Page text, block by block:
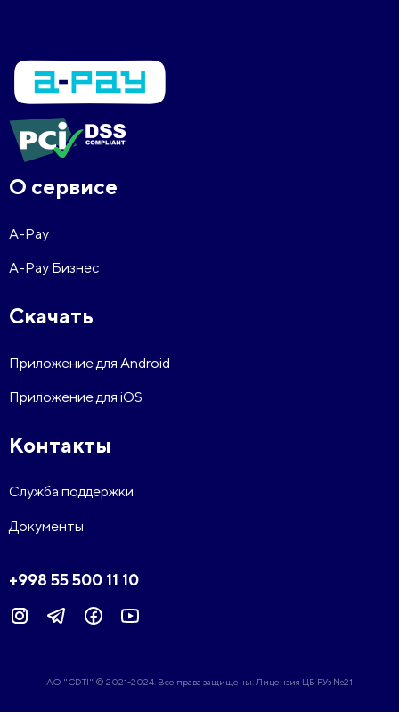
О сервисе
A-Pay
A-Pay Бизнес
Скачать
Приложение для Android
Приложение для iOS
Контакты
Служба поддержки
Документы
+998 55 500 11 10
АО "CDTI" © 2021-2024. Все права защищены. Лицензия ЦБ РУз №21